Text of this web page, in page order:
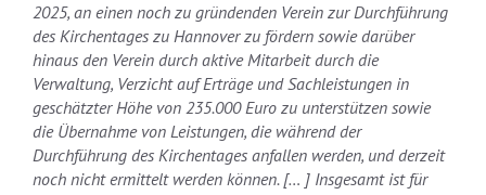
2025, an einen noch zu gründenden Verein zur Durchführung
des Kirchentages zu Hannover zu fördern sowie darüber
hinaus den Verein durch aktive Mitarbeit durch die
Verwaltung, Verzicht auf Erträge und Sachleistungen in
geschätzter Höhe von 235.000 Euro zu unterstützen sowie
die Übernahme von Leistungen, die während der
Durchführung des Kirchentages anfallen werden, und derzeit
noch nicht ermittelt werden können. [… ] Insgesamt ist für